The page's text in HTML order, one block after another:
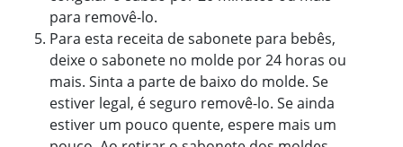
para removê-lo.
Para esta receita de sabonete para bebês,
deixe o sabonete no molde por 24 horas ou
mais. Sinta a parte de baixo do molde. Se
estiver legal, é seguro removê-lo. Se ainda
estiver um pouco quente, espere mais um